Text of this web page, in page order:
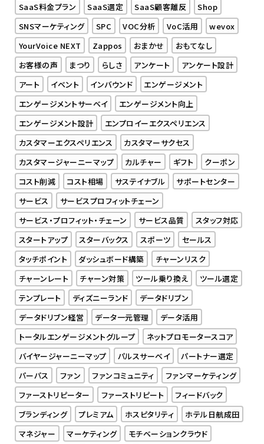
SaaS料金プラン
SaaS選定 SaaS顧客離反
Shop
SNSマーケティング
SPC VOC分析 VoC活用
wevox
YourVoice NEXT
Zappos おまかせ
おもてなし
お客様の声
まつり らしさ アンケート
アンケート設計
アート
イベント インバウンド
エンゲージメント
エンゲージメントサーベイ
エンゲージメント向上
エンゲージメント設計
エンプロイーエクスペリエンス
カスタマーエクスペリエンス
カスタマーサクセス
カスタマージャーニーマップ
カルチャー ギフト
クーポン
コスト削減
コスト相場 サステイナブル
サポートセンター
サービス
サービスプロフィットチェーン
サービス・プロフィット・チェーン
サービス品質
スタッフ対応
スタートアップ
スターバックス スポーツ
セールス
タッチポイント
ダッシュボード構築
チャーンリスク
チャーンレート
チャーン対策 ツール乗り換え
ツール選定
テンプレート
ディズニーランド
データドリブン
データドリブン経営
データ一元管理
データ活用
トータルエンゲージメントグループ
ネットプロモータースコア
バイヤージャーニーマップ
パルスサーベイ
パートナー選定
パーパス
ファン ファンコミュニティ
ファンマーケティング
ファーストリピーター
ファーストリピート
フィードバック
ブランディング
プレミアム ホスピタリティ
ホテル日航成田
マネジャー
マーケティング
モチベーションクラウド